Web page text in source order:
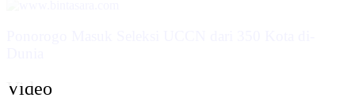
Video